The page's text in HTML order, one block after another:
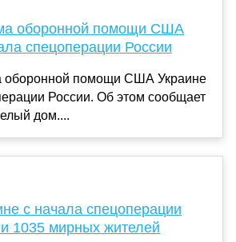
оборонной помощи США
спецоперации России
оборонной помощи США Украине
России. Об этом сообщает
дом....
с начала спецоперации
1035 мирных жителей